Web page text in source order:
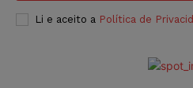
Li e aceito a Política de